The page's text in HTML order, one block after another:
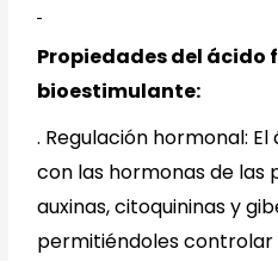
Propiedades del ácido
bioestimulante:
. Regulación hormonal:
con las hormonas de las
auxinas, citoquininas y
permitiéndoles